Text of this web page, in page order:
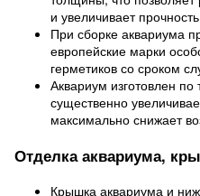
и увеличивает
При сборке аквариума
европейские марки
герметиков со сроком
Аквариум изготовлен
существенно
максимально снижает
Отделка аквариума,
Крышка аквариума и